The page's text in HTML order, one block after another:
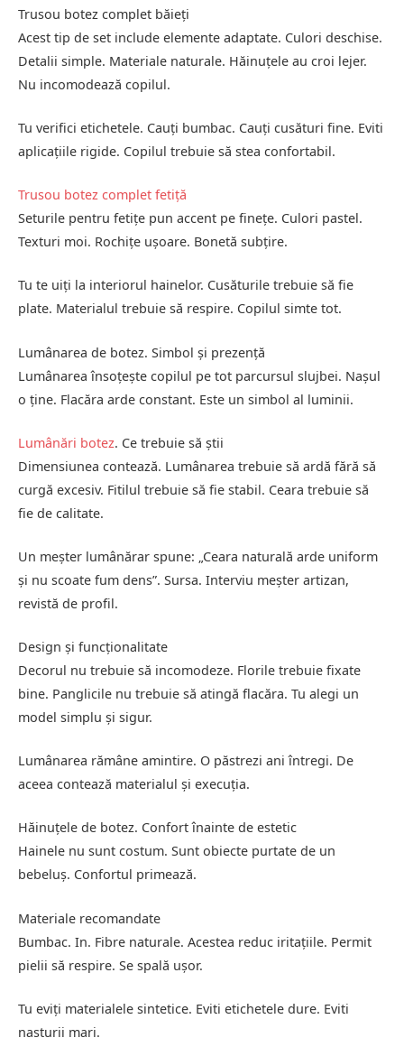
Trusou botez complet băieți
Acest tip de set include elemente adaptate. Culori deschise.
Detalii simple. Materiale naturale. Hăinuțele au croi lejer.
Nu incomodează copilul.
Tu verifici etichetele. Cauți bumbac. Cauți cusături fine. Eviti
aplicațiile rigide. Copilul trebuie să stea confortabil.
Trusou botez complet fetiță
Seturile pentru fetițe pun accent pe finețe. Culori pastel.
Texturi moi. Rochițe ușoare. Bonetă subțire.
Tu te uiți la interiorul hainelor. Cusăturile trebuie să fie
plate. Materialul trebuie să respire. Copilul simte tot.
Lumânarea de botez. Simbol și prezență
Lumânarea însoțește copilul pe tot parcursul slujbei. Nașul
o ține. Flacăra arde constant. Este un simbol al luminii.
Lumânări botez. Ce trebuie să știi
Dimensiunea contează. Lumânarea trebuie să ardă fără să
curgă excesiv. Fitilul trebuie să fie stabil. Ceara trebuie să
fie de calitate.
Un meșter lumânărar spune: „Ceara naturală arde uniform
și nu scoate fum dens”. Sursa. Interviu meșter artizan,
revistă de profil.
Design și funcționalitate
Decorul nu trebuie să incomodeze. Florile trebuie fixate
bine. Panglicile nu trebuie să atingă flacăra. Tu alegi un
model simplu și sigur.
Lumânarea rămâne amintire. O păstrezi ani întregi. De
aceea contează materialul și execuția.
Hăinuțele de botez. Confort înainte de estetic
Hainele nu sunt costum. Sunt obiecte purtate de un
bebeluș. Confortul primează.
Materiale recomandate
Bumbac. In. Fibre naturale. Acestea reduc iritațiile. Permit
pielii să respire. Se spală ușor.
Tu eviți materialele sintetice. Eviti etichetele dure. Eviti
nasturii mari.